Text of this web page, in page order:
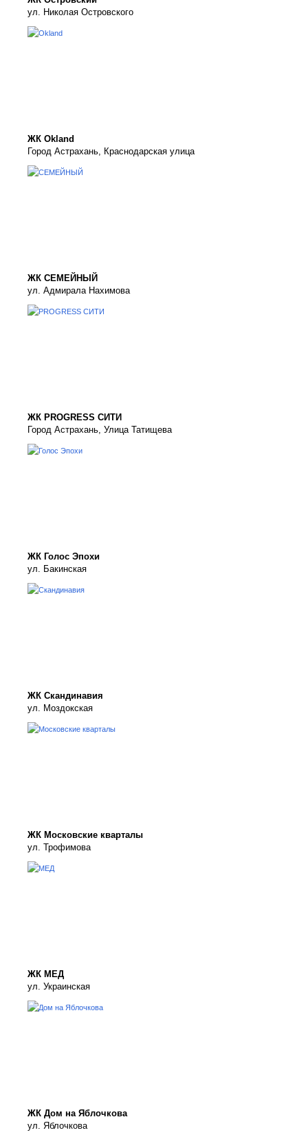
ул. Николая Островского
ЖК Okland
Город Астрахань, Краснодарская улица
ЖК СЕМЕЙНЫЙ
ул. Адмирала Нахимова
ЖК PROGRESS СИТИ
Город Астрахань, Улица Татищева
ЖК Голос Эпохи
ул. Бакинская
ЖК Скандинавия
ул. Моздокская
ЖК Московские кварталы
ул. Трофимова
ЖК МЕД
ул. Украинская
ЖК Дом на Яблочкова
ул. Яблочкова